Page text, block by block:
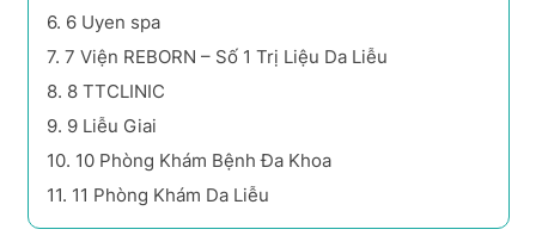
6. 6 Uyen spa
7. 7 Viện REBORN – Số 1 Trị Liệu Da Liễu
8. 8 TTCLINIC
9. 9 Liễu Giai
10. 10 Phòng Khám Bệnh Đa Khoa
11. 11 Phòng Khám Da Liễu